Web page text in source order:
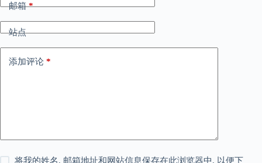
邮箱*
站点
添加评论 *
将我的姓名, 邮箱地址和网站信息保存在此浏览器中, 以便下